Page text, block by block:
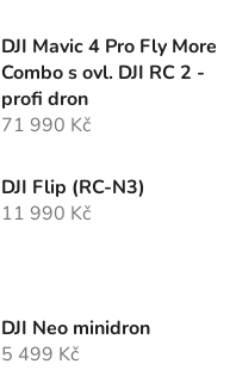
DJI Mavic 4 Pro Fly More
Combo s ovl. DJI RC 2 -
profi dron
71 990 Kč
DJI Flip (RC-N3)
11 990 Kč
DJI Neo minidron
5 499 Kč